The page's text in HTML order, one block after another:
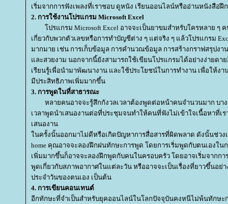
เริ่มจากการฟังเพลงที่เราชอบ ดูหนัง เรียนออนไลน์หรืออ่านหนังสือฝึ
2. การใช้งานโปรแกรม Microsoft Excel
ปรแกรม Microsoft Excel อาจจะเป็นยาขมสำหรับใครหลาย ๆ ค
เกี่ยวกับพวกตัวเลขหรือการทำบัญชีต่าง ๆ แต่จริง ๆ แล้วโปรแกรม
มากมาย เช่น การเก็บข้อมูล การคำนวณข้อมูล การสร้างกราฟสรุป
ละสวยงาม นอกจากนี้ยังสามารถใช้เขียนโปรแกรมได้อย่างง่ายดา
เรียนรู้เพื่อนำมาพัฒนางาน และใช้ประโยชน์ในการทำงาน เพื่อให้ง
มีประสิทธิภาพเพิ่มมากขึ้น
3. การพูดในที่สาธารณะ
หลายคนอาจจะรู้สึกกังวลเวลาต้องพูดต่อหน้าคนจำนวนมาก บา
เวลาพูดนำเสนองานต่อที่ประชุมจนทำให้คนที่ฟังไม่เข้าใจเนื้อหาที่เ
เสนองาน
นครั้งนั้นออกมาไม่ดีหรือเกิดปัญหาการสื่อสารที่ผิดพลาด ดังนั้นช่วงเว
home คุณอาจจะลองฝึกฝนทักษะการพูด โดยการเริ่มพูดกับตนเองใน
เพิ่มมากขึ้นก็อาจจะลองฝึกพูดกับคนในครอบครัว โดยอาจเริ่มจากการ
พูดเกี่ยวกับสภาพอากาศในแต่ละวัน หรืออาจจะเป็นเรื่องที่ยาวขึ้นอย่า
ประจำวันของตนเอง เป็นต้น
4. การเขียนคอนเทนต์
อีกทักษะที่จำเป็นสำหรับยุคออนไลน์ในโลกปัจจุบันคงหนีไม่พ้นทักษะก